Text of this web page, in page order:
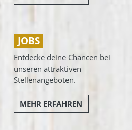
JOBS
Entdecke deine Chancen bei
unseren attraktiven
Stellenangeboten.
MEHR ERFAHREN